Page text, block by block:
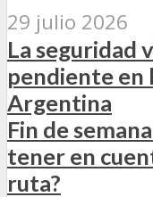
29 julio 2026
La seguridad
pendiente en
Argentina
Fin de
tener en
ruta?